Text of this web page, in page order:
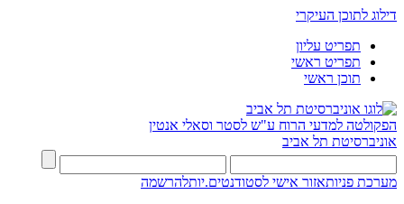
דילוג לתוכן העיקרי
תפריט עליון
תפריט ראשי
תוכן ראשי
הפקולטה למדעי הרוח ע"ש לסטר וסאלי אנטין
אוניברסיטת תל אביב
מערכת פניותאזור אישי לסטודנטים.יותלהרשמה